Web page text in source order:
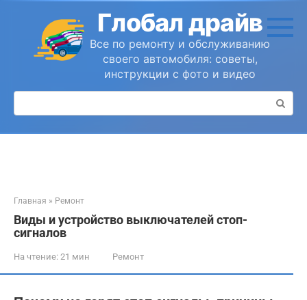
контенту
Глобал драйв
Все по ремонту и обслуживанию
своего автомобиля: советы,
инструкции с фото и видео
Поиск:
Главная » Ремонт
Виды и устройство выключателей стоп-
сигналов
На чтение: 21 мин Ремонт